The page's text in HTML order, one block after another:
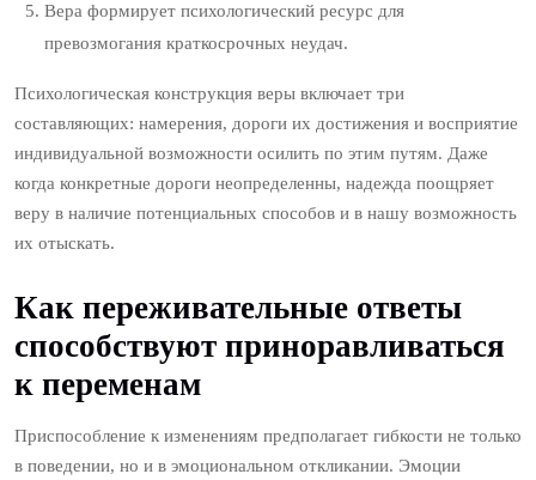
Вера формирует психологический ресурс для
превозмогания краткосрочных неудач.
Психологическая конструкция веры включает три
составляющих: намерения, дороги их достижения и восприятие
индивидуальной возможности осилить по этим путям. Даже
когда конкретные дороги неопределенны, надежда поощряет
веру в наличие потенциальных способов и в нашу возможность
их отыскать.
Как переживательные ответы
способствуют приноравливаться
к переменам
Приспособление к изменениям предполагает гибкости не только
в поведении, но и в эмоциональном откликании. Эмоции